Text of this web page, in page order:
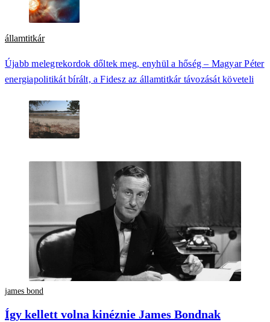
államtitkár
Újabb melegrekordok dőltek meg, enyhül a hőség – Magyar Péter
energiapolitikát bírált, a Fidesz az államtitkár távozását követeli
james bond
Így kellett volna kinéznie James Bondnak